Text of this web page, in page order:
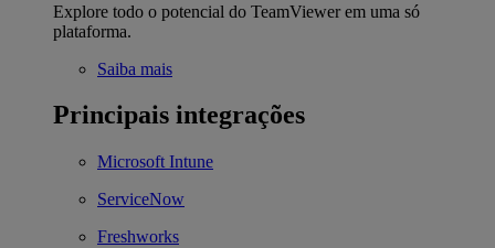
Explore todo o potencial do TeamViewer em uma só
plataforma.
Saiba mais
Principais integrações
Microsoft Intune
ServiceNow
Freshworks